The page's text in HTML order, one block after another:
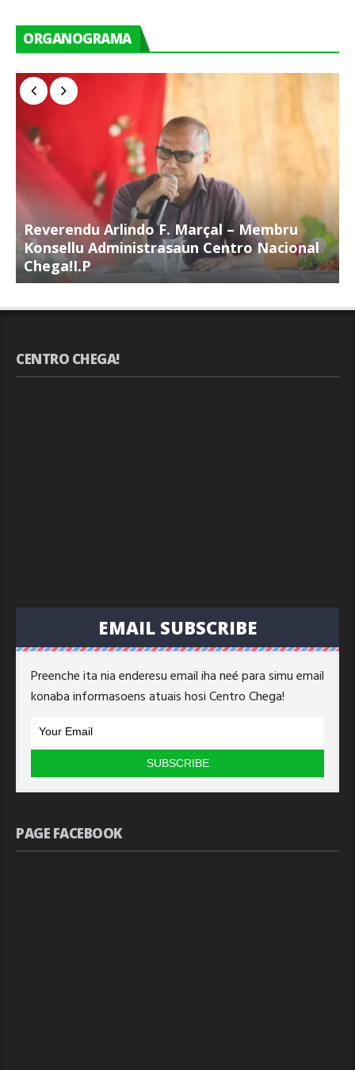
ORGANOGRAMA
Reverendu Arlindo F. Marçal – Membru
Konsellu Administrasaun Centro Nacional
Chega!I.P
CENTRO CHEGA!
EMAIL SUBSCRIBE
Preenche ita nia enderesu email iha neé para simu email
konaba informasoens atuais hosi Centro Chega!
PAGE FACEBOOK